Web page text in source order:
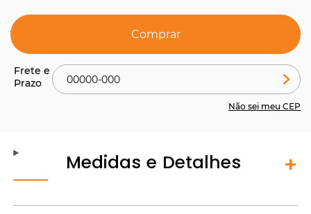
Comprar
Não sei meu CEP
Medidas e Detalhes